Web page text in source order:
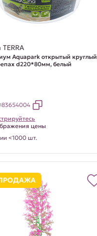
TERRA
Aquapark открытый круглый
d220*80мм, белый
83654004
цены
<1000 шт.